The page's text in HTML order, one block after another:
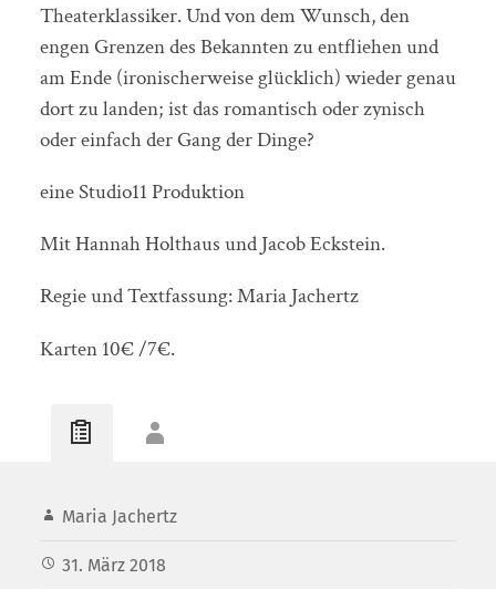
Theaterklassiker. Und von dem Wunsch, den
engen Grenzen des Bekannten zu entfliehen und
am Ende (ironischerweise glücklich) wieder genau
dort zu landen; ist das romantisch oder zynisch
oder einfach der Gang der Dinge?
eine Studio11 Produktion
Mit Hannah Holthaus und Jacob Eckstein.
Regie und Textfassung: Maria Jachertz
Karten 10€ /7€.
Maria Jachertz
31. März 2018